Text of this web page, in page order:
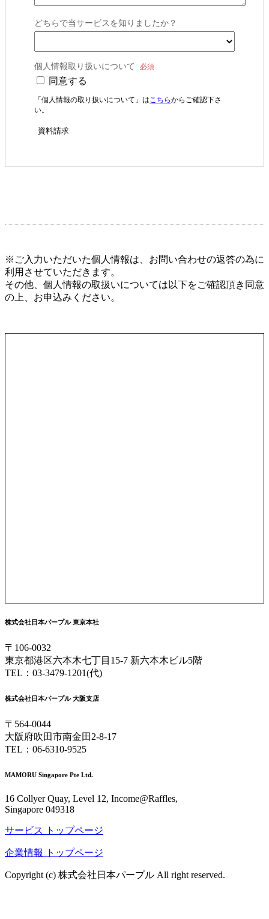
どちらで当サービスを知りましたか？
個人情報取り扱いについて
同意する
「個人情報の取り扱いについて」は こちらからご確認下さ
い。
※ご入力いただいた個人情報は、お問い合わせの返答の為に
利用させていただきます。
その他、個人情報の取扱いについては以下をご確認頂き同意
の上、お申込みください。
株式会社日本パープル 東京本社
〒106-0032
東京都港区六本木七丁目15-7 新六本木ビル5階
TEL：03-3479-1201(代)
株式会社日本パープル 大阪支店
〒564-0044
大阪府吹田市南金田2-8-17
TEL：06-6310-9525
MAMORU Singapore Pte Ltd.
16 Collyer Quay, Level 12, Income@Raffles,
Singapore 049318
サービス トップページ
企業情報 トップページ
Copyright (c) 株式会社日本パープル All right reserved.